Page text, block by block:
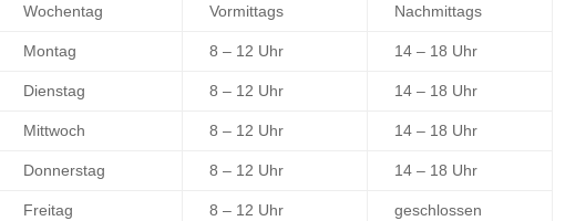
Wochentag Vormittags Nachmittags
Montag 8 – 12 Uhr 14 – 18 Uhr
Dienstag 8 – 12 Uhr 14 – 18 Uhr
Mittwoch 8 – 12 Uhr 14 – 18 Uhr
Donnerstag 8 – 12 Uhr 14 – 18 Uhr
Freitag 8 – 12 Uhr geschlossen